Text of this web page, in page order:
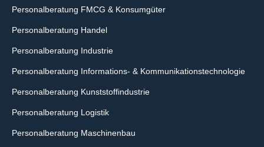
Personalberatung FMCG & Konsumgüter
Personalberatung Handel
Personalberatung Industrie
Personalberatung Informations- & Kommunikationstechnologie
Personalberatung Kunststoffindustrie
Personalberatung Logistik
Personalberatung Maschinenbau